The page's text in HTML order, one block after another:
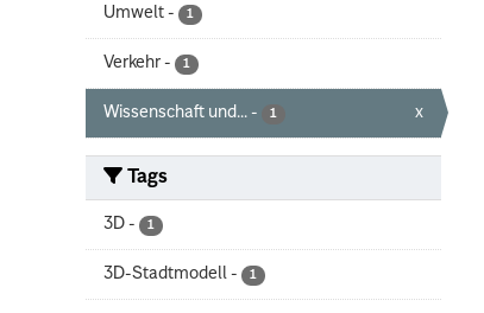
Umwelt - 1
Verkehr - 1
Wissenschaft und... - 1 x
Tags
3D - 1
3D-Stadtmodell - 1